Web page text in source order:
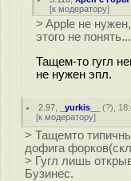
[к модератору]
> Apple не
этого не понять...
Тащем-то гугл
не нужен эпл.
2.97 _yurkis__ (?),
[к модератору]
> Тащемто
дофига
> Гугл лишь
Бузинес.